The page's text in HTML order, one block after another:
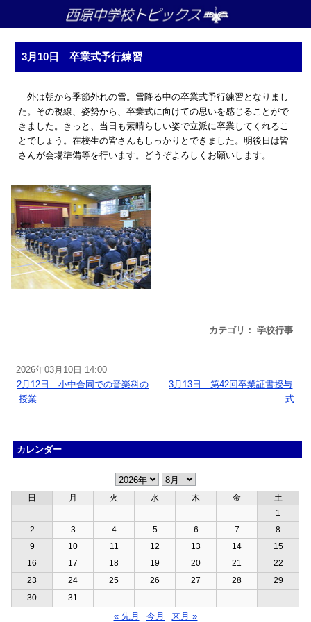
3月10日 卒業式予行練習
カテゴリ： 学校行事
外は朝から季節外れの雪。雪降る中の卒業式予行練習となりまし
た。その視線、姿勢から、卒業式に向けての思いを感じることがで
きました。きっと、当日も素晴らしい姿で立派に卒業してくれるこ
とでしょう。在校生の皆さんもしっかりとできました。明後日は皆
さんが会場準備等を行います。どうぞよろしくお願いします。
2026年03月10日 14:00
2月12日 小中合同での音楽科の
授業
3月13日 第42回卒業証書授与
式
カレンダー
日 月 火 水 木 金
土
1
2
3 4 5 6 7
8
9
10 11 12 13 14
15
16
17 18 19 20 21
22
23
24 25 26 27 28
29
30
31
« 先月 今月 来月 »